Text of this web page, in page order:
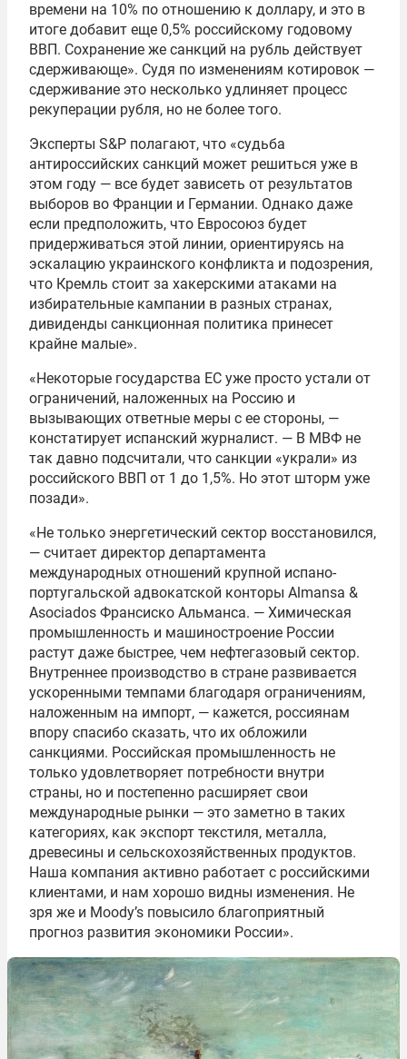
времени на 10% по отношению к доллару, и это в
итоге добавит еще 0,5% российскому годовому
ВВП. Сохранение же санкций на рубль действует
сдерживающе». Судя по изменениям котировок —
сдерживание это несколько удлиняет процесс
рекуперации рубля, но не более того.
Эксперты S&P полагают, что «судьба
антироссийских санкций может решиться уже в
этом году — все будет зависеть от результатов
выборов во Франции и Германии. Однако даже
если предположить, что Евросоюз будет
придерживаться этой линии, ориентируясь на
эскалацию украинского конфликта и подозрения,
что Кремль стоит за хакерскими атаками на
избирательные кампании в разных странах,
дивиденды санкционная политика принесет
крайне малые».
«Некоторые государства ЕС уже просто устали от
ограничений, наложенных на Россию и
вызывающих ответные меры с ее стороны, —
констатирует испанский журналист. — В МВФ не
так давно подсчитали, что санкции «украли» из
российского ВВП от 1 до 1,5%. Но этот шторм уже
позади».
«Не только энергетический сектор восстановился,
— считает директор департамента
международных отношений крупной испано-
португальской адвокатской конторы Almansa &
Asociados Франсиско Альманса. — Химическая
промышленность и машиностроение России
растут даже быстрее, чем нефтегазовый сектор.
Внутреннее производство в стране развивается
ускоренными темпами благодаря ограничениям,
наложенным на импорт, — кажется, россиянам
впору спасибо сказать, что их обложили
санкциями. Российская промышленность не
только удовлетворяет потребности внутри
страны, но и постепенно расширяет свои
международные рынки — это заметно в таких
категориях, как экспорт текстиля, металла,
древесины и сельскохозяйственных продуктов.
Наша компания активно работает с российскими
клиентами, и нам хорошо видны изменения. Не
зря же и Moody’s повысило благоприятный
прогноз развития экономики России».